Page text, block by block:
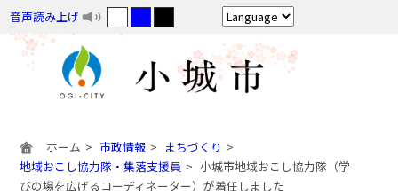
音声読み上げ
ホーム 市政情報
まちづくり
地域おこし協力隊・集落支援員
小城市地域おこし協力隊（学
びの場を広げるコーディネーター）が着任しました